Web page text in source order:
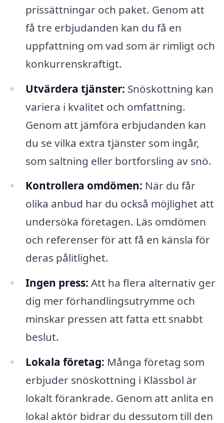
prissättningar och paket. Genom att
få tre erbjudanden kan du få en
uppfattning om vad som är rimligt och
konkurrenskraftigt.
Utvärdera tjänster: Snöskottning kan
variera i kvalitet och omfattning.
Genom att jämföra erbjudanden kan
du se vilka extra tjänster som ingår,
som saltning eller bortforsling av snö.
Kontrollera omdömen: När du får
olika anbud har du också möjlighet att
undersöka företagen. Läs omdömen
och referenser för att få en känsla för
deras pålitlighet.
Ingen press: Att ha flera alternativ ger
dig mer förhandlingsutrymme och
minskar pressen att fatta ett snabbt
beslut.
Lokala företag: Många företag som
erbjuder snöskottning i Klässbol är
lokalt förankrade. Genom att anlita en
lokal aktör bidrar du dessutom till den